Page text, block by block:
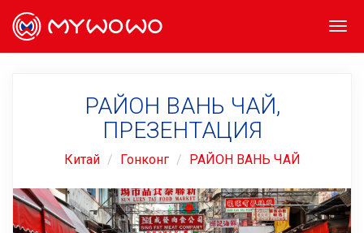
РАЙОН ВАНЬ ЧАЙ,
ПРЕЗЕНТАЦИЯ
Китай Гонконг РАЙОН ВАНЬ ЧАЙ